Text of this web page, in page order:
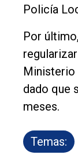
Policía
Por
Ministerio
dado que
meses.
Temas: